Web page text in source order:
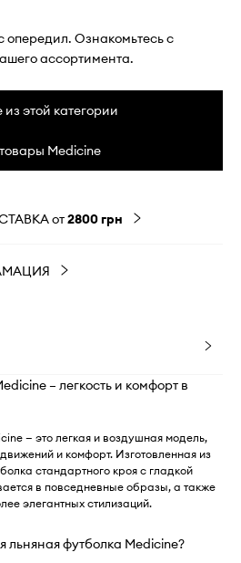
опередил. Ознакомьтесь с
ассортимента.
этой категории
Medicine
от2800 грн
– легкость и комфорт в
— это легкая и воздушная модель,
и комфорт. Изготовленная из
стандартного кроя с гладкой
в повседневные образы, а также
элегантных стилизаций.
льняная футболка Medicine?